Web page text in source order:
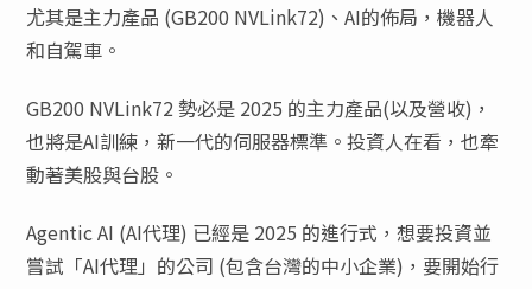
尤其是主力產品 (GB200 NVLink72)、AI的佈局，機器人
和自駕車。
GB200 NVLink72 勢必是 2025 的主力產品(以及營收)，
也將是AI訓練，新一代的伺服器標準。投資人在看，也牽
動著美股與台股。
Agentic AI (AI代理) 已經是 2025 的進行式，想要投資並
嘗試「AI代理」的公司 (包含台灣的中小企業)，要開始行